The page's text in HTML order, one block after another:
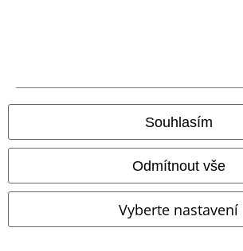
Souhlasím
Odmítnout vše
Vyberte nastavení
Stáhněte si novou EMP aplikaci zdarma a
funkce a výhody!
A Warner Music Group